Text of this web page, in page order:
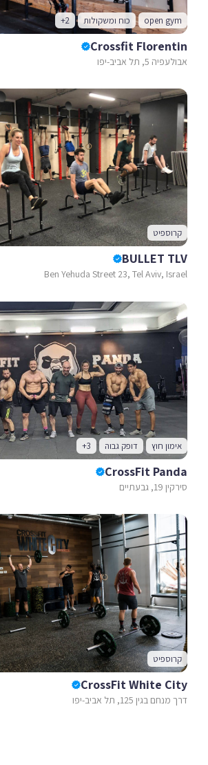
open gym כוח ומשקולות +2
Crossfit Florentin
אבולעפיה 5, תל אביב-יפו
קרוספיט
BULLET TLV
Ben Yehuda Street 23, Tel Aviv, Israel
אימון חוץ דופק גבוה +3
CrossFit Panda
סירקין 19, גבעתיים
קרוספיט
CrossFit White City
דרך מנחם בגין 125, תל אביב-יפו